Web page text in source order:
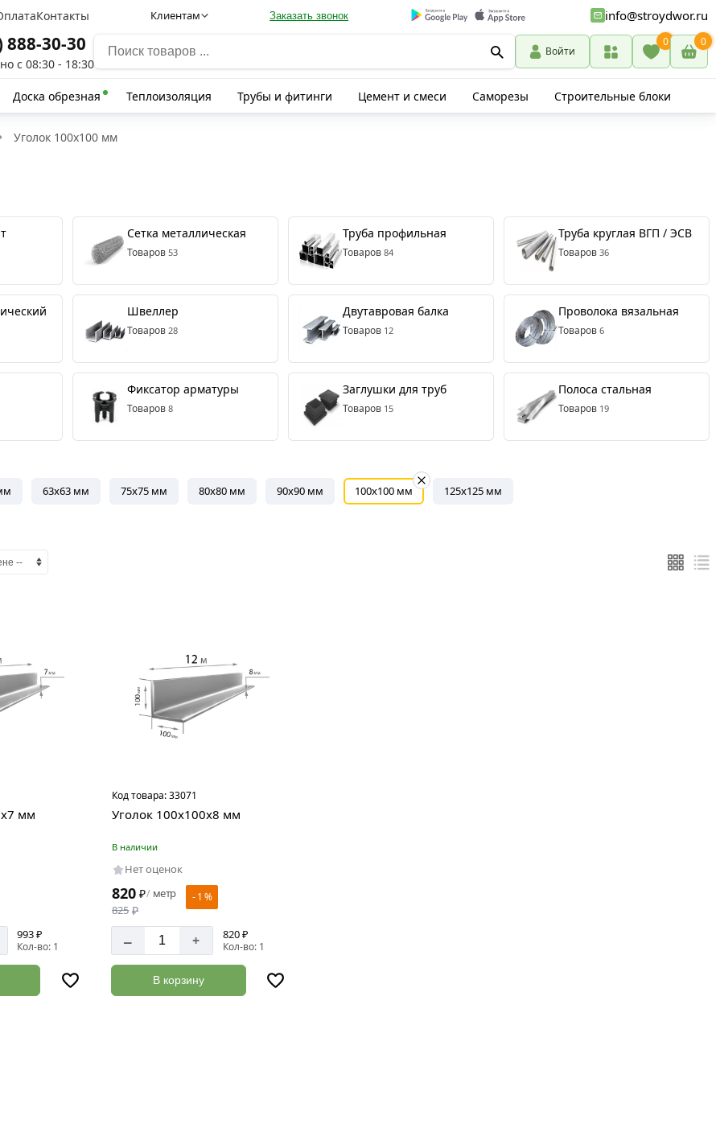
Контакты Клиентам Заказать звонок info@stroydwor.ru
888-30-30
с 08:30 - 18:30
Войти
0 0
Доска обрезная Теплоизоляция Трубы и фитинги Цемент и смеси Саморезы Строительные блоки
Уголок 100x100 мм
Сетка металлическая
Товаров 53
Труба профильная
Товаров 84
Труба круглая ВГП / ЭСВ
Товаров 36
Швеллер
Товаров 28
Двутавровая балка
Товаров 12
Проволока вязальная
Товаров 6
Фиксатор арматуры
Товаров 8
Заглушки для труб
Товаров 15
Полоса стальная
Товаров 19
63x63 мм 75x75 мм 80x80 мм 90x90 мм 100x100 мм 125x125 мм
мм
993 ₽
Кол-во: 1
Код товара:33071
Уголок 100х100х8 мм
В наличии
Нет оценок
820 ₽/ метр
825 ₽
- 1 %
– + 820 ₽
Кол-во: 1
В корзину